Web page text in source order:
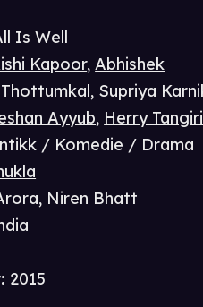
Is Well
Kapoor,Abhishek
, Supriya
Ayyub, Herry Tangiri
/ Komedie / Drama
, Niren Bhatt
: 2015